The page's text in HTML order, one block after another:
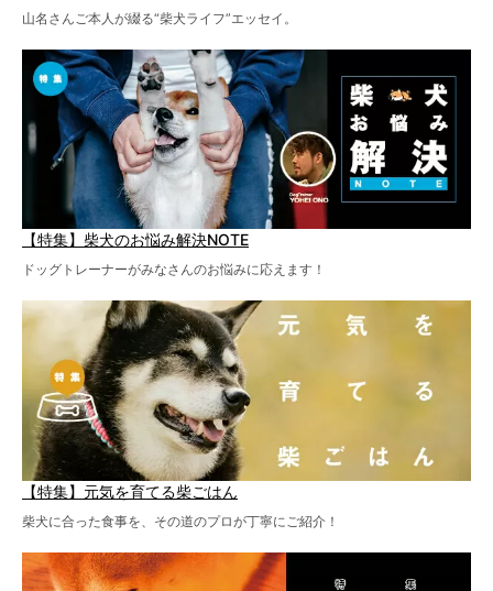
山名さんご本人が綴る“柴犬ライフ”エッセイ。
【特集】柴犬のお悩み解決NOTE
ドッグトレーナーがみなさんのお悩みに応えます！
【特集】元気を育てる柴ごはん
柴犬に合った食事を、その道のプロが丁寧にご紹介！